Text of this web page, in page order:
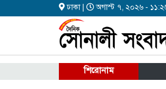
ঢাকা | অগাস্ট ৭, ২০২৬ -
শিরোনাম